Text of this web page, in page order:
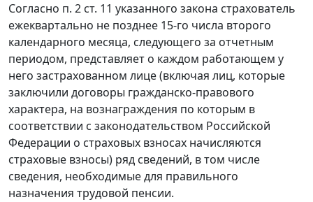
Согласно п. 2 ст. 11 указанного закона страхователь
ежеквартально не позднее 15-го числа второго
календарного месяца, следующего за отчетным
периодом, представляет о каждом работающем у
него застрахованном лице (включая лиц, которые
заключили договоры гражданско-правового
характера, на вознаграждения по которым в
соответствии с законодательством Российской
Федерации о страховых взносах начисляются
страховые взносы) ряд сведений, в том числе
сведения, необходимые для правильного
назначения трудовой пенсии.